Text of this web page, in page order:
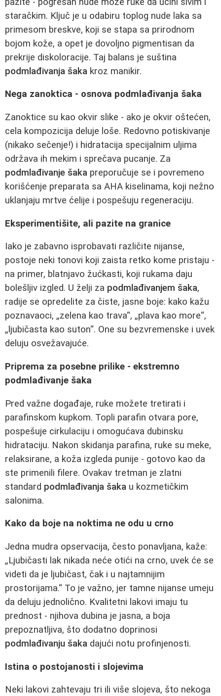
staračkim. Ključ je u odabiru toplog nude laka sa
primesom breskve, koji se stapa sa prirodnom
bojom kože, a opet je dovoljno pigmentisan da
prekrije diskoloracije. Taj balans je suština
podmlađivanja šaka kroz manikir.
Nega zanoktica - osnova podmlađivanja šaka
Zanoktice su kao okvir slike - ako je okvir oštećen,
cela kompozicija deluje loše. Redovno potiskivanje
(nikako sečenje!) i hidratacija specijalnim uljima
održava ih mekim i sprečava pucanje. Za
podmlađivanje šaka preporučuje se i povremeno
korišćenje preparata sa AHA kiselinama, koji nežno
uklanjaju mrtve ćelije i pospešuju regeneraciju.
Eksperimentišite, ali pazite na granice
Iako je zabavno isprobavati različite nijanse,
postoje neki tonovi koji zaista retko kome pristaju -
na primer, blatnjavo žućkasti, koji rukama daju
bolešljiv izgled. U želji za podmlađivanjem šaka,
radije se opredelite za čiste, jasne boje: kako kažu
poznavaoci, „zelena kao trava“, „plava kao more“,
„ljubičasta kao suton“. One su bezvremenske i uvek
deluju osvežavajuće.
Priprema za posebne prilike - ekstremno
podmlađivanje šaka
Pred važne događaje, ruke možete tretirati i
parafinskom kupkom. Topli parafin otvara pore,
pospešuje cirkulaciju i omogućava dubinsku
hidrataciju. Nakon skidanja parafina, ruke su meke,
relaksirane, a koža izgleda punije - gotovo kao da
ste primenili filere. Ovakav tretman je zlatni
standard podmlađivanja šaka u kozmetičkim
salonima.
Kako da boje na noktima ne odu u crno
Jedna mudra opservacija, često ponavljana, kaže:
„Ljubičasti lak nikada neće otići na crno, uvek će se
videti da je ljubičast, čak i u najtamnijim
prostorijama.“ To je važno, jer tamne nijanse umeju
da deluju jednolično. Kvalitetni lakovi imaju tu
prednost - njihova dubina je jasna, a boja
prepoznatljiva, što dodatno doprinosi
podmlađivanju šaka dajući notu profinjenosti.
Istina o postojanosti i slojevima
Neki lakovi zahtevaju tri ili više slojeva, što nekoga